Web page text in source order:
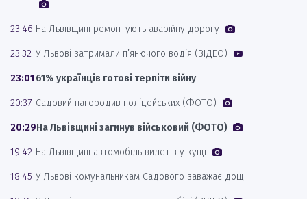
23:46 На Львівщині ремонтують аварійну дорогу
23:32 У Львові затримали п’янючого водія (ВІДЕО)
23:01 61% українців готові терпіти війну
20:37 Садовий нагородив поліцейських (ФОТО)
20:29На Львівщині загинув військовий (ФОТО)
19:42 На Львівщині автомобіль вилетів у кущі
18:45 У Львові комунальникам Садового заважає дощ